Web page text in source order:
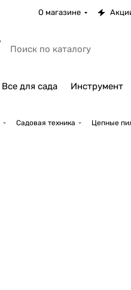
О магазине
Все для сада Инструмент
Садовая техника Цепные